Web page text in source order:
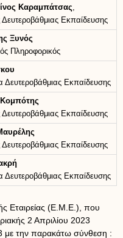
Καραμπάτσας,
Δευτεροβάθμιας Εκπαίδευσης
Ξυνός
Πληροφορικός
Δευτεροβάθμιας Εκπαίδευσης
Δευτεροβάθμιας Εκπαίδευσης
Δευτεροβάθμιας Εκπαίδευσης
Δευτεροβάθμιας Εκπαίδευσης
Εταιρείας (Ε.Μ.Ε.), που
2 Απριλίου 2023
με την παρακάτω σύνθεση :